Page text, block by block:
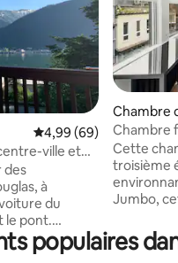
commentaires : 4,9 sur 5
Évaluation moyenne
4,99 (69)
ville et
des
à
du
le pont.
gamme avec
granit, des
Chambre
Chambre
jumeaux
Cette
troisième
Jumbo,
dispose
de style
populaires